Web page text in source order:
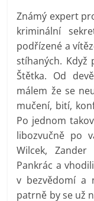
Známý expert
kriminální
podřízené a
stíhaných. Když
Štětka. Od
málem že se
mučení, bití,
Po jednom
libozvučně po
Wilcek,
Pankrác a
v bezvědomí a
patrně by se už